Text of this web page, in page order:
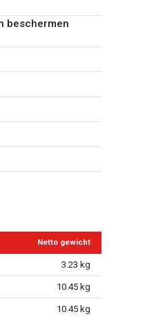
beschermen
Netto gewicht
3.23 kg
10.45 kg
10.45 kg